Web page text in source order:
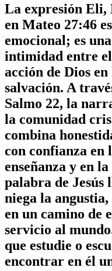
La expresión Eli,
en Mateo 27:46
emocional; es
intimidad entre
acción de Dios
salvación. A
Salmo 22, la
la comunidad
combina
con confianza
enseñanza y en
palabra de Jesús
niega la
en un camino de
servicio al
que estudie o
encontrar en él